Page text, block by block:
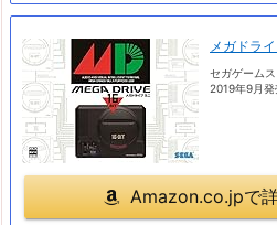
メガドラ
セガゲームス
2019年9月発
Amazon.co.jpで